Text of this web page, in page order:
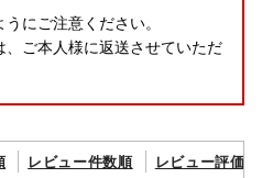
にご注意ください。
ご本人様に返送させていただ
ていただく必要がございます
レビュー件数順 レビュー評価順